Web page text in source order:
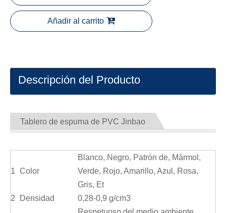
Añadir al carrito
Descripción del Producto
Tablero de espuma de PVC Jinbao
1 Color
Blanco, Negro, Patrón de, Mármol,
Verde, Rojo, Amarillo, Azul, Rosa,
Gris, Et
2
Densidad 0,28-0,9 g/cm3